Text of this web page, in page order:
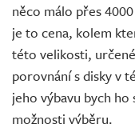
něco málo přes
je to cena, kolem
této velikosti,
porovnání s disky v
jeho výbavu bych
možnosti výběru.